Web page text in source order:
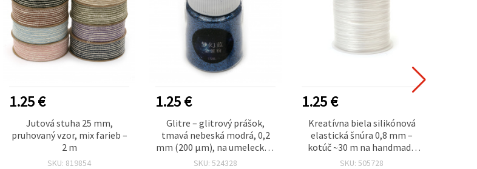
1.25 €
Jutová stuha 25 mm,
pruhovaný vzor, mix farieb –
2 m
SKU: 819854
1.25 €
Glitre – glitrový prášok,
tmavá nebeská modrá, 0,2
mm (200 µm), na umelecké a
DIY projekty, zdobenie
SKU: 524328
1.25 €
Kreatívna biela silikónová
elastická šnúra 0,8 mm –
kotúč ~30 m na handmade
šperky, náramky, navliekanie
SKU: 505728